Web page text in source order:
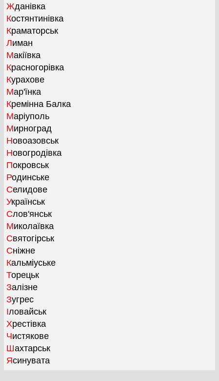
Жданівка
Костянтинівка
Краматорськ
Лиман
Макіївка
Красногорівка
Курахове
Мар'їнка
Кремінна Балка
Маріуполь
Мирноград
Новоазовськ
Новогродівка
Покровськ
Родинське
Селидове
Українськ
Слов'янськ
Миколаївка
Святогірськ
Сніжне
Кальміуське
Торецьк
Залізне
Зугрес
Іловайськ
Хрестівка
Чистякове
Шахтарськ
Ясинувата